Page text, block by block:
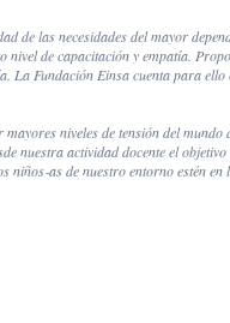
de las necesidades del mayor
nivel de capacitación y empatía.
La Fundación Einsa cuenta para
mayores niveles de tensión del
nuestra actividad docente el
de nuestro entorno estén